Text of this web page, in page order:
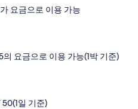
요금으로 이용 가능
의 요금으로 이용 가능(1박 기준)
일 기준)